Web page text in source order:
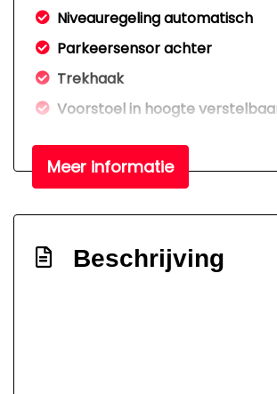
Niveauregeling automatisch
Parkeersensor achter
Trekhaak
Voorstoel in hoogte
Interieur
2 zitplaatsen rechtsvoor
Airco
Bestuurdersstoel in hoogte
Meer informatie
Beschrijving